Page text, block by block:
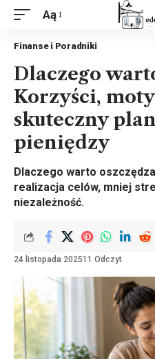
Aą
Finanse i Poradniki
Dlaczego
Korzyści,
skuteczny
pieniędzy
Dlaczego warto
realizacja celów, mniej
niezależność.
24 listopada 202511 Odczyt